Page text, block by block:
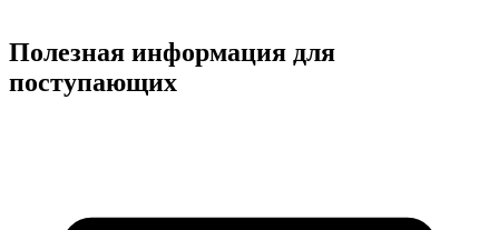
Полезная информация для
поступающих